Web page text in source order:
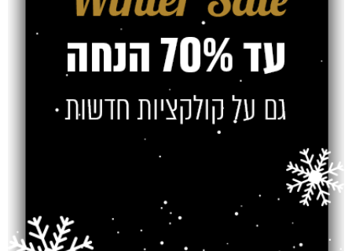
סניף ירושלים
יפו44
דוא"ל:
saharacarpts@gmail.com